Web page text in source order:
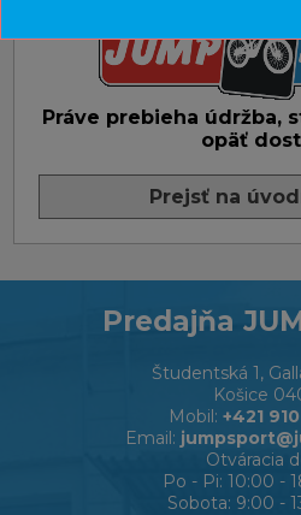
Práve prebieha údržba,
opäť
Prejsť na
Predajňa
Študentská 1,
Košice
Mobil: +421
Email:
Otváracia
Po - Pi: 10:00 -
Sobota: 9:00 -